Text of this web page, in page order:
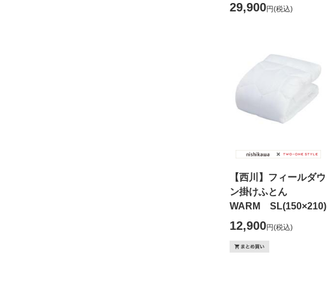
29,900円(税込)
【西川】フィールダウ
ン掛けふとん
WARM SL(150×210)
12,900円(税込)